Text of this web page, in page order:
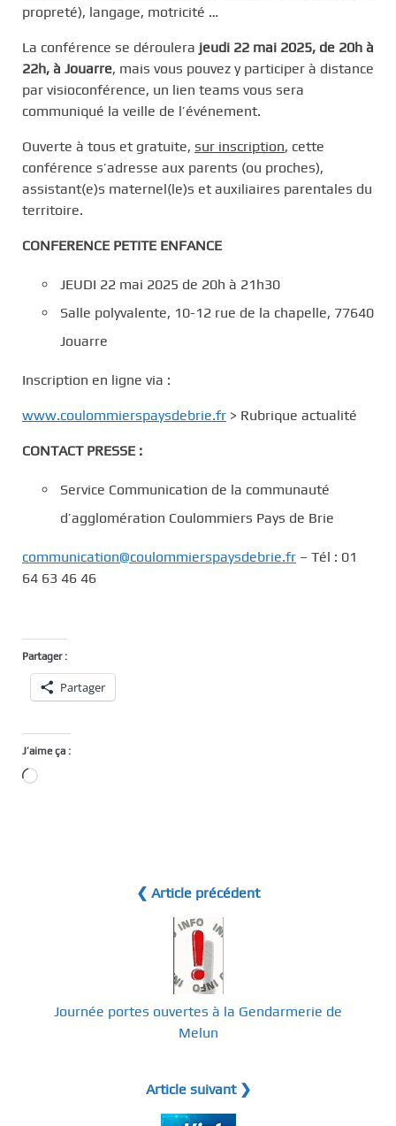
propreté), langage, motricité …
La conférence se déroulera jeudi 22 mai 2025, de 20h à
22h, à Jouarre, mais vous pouvez y participer à distance
par visioconférence, un lien teams vous sera
communiqué la veille de l’événement.
Ouverte à tous et gratuite, sur inscription, cette
conférence s’adresse aux parents (ou proches),
assistant(e)s maternel(le)s et auxiliaires parentales du
territoire.
CONFERENCE PETITE ENFANCE
JEUDI 22 mai 2025 de 20h à 21h30
Salle polyvalente, 10-12 rue de la chapelle, 77640
Jouarre
Inscription en ligne via :
www.coulommierspaysdebrie.fr > Rubrique actualité
CONTACT PRESSE :
Service Communication de la communauté
d’agglomération Coulommiers Pays de Brie
communication@coulommierspaysdebrie.fr – Tél : 01
64 63 46 46
Partager :
Partager
J’aime ça :
Chargement…
❮ Article précédent
Journée portes ouvertes à la Gendarmerie de
Melun
Article suivant ❯